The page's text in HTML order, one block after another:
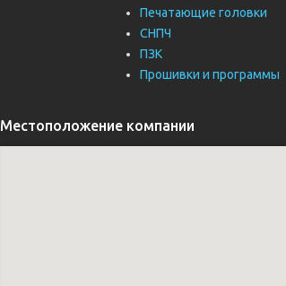
Печатающие головки
СНПЧ
ПЗК
Прошивки и программы
Местоположение компании